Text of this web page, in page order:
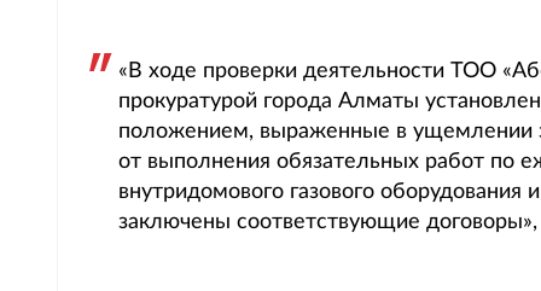
«В ходе проверки деятельности ТОО
прокуратурой города Алматы
положением, выраженные в ущемлении
от выполнения обязательных работ по
внутридомового газового
заключены соответствующие